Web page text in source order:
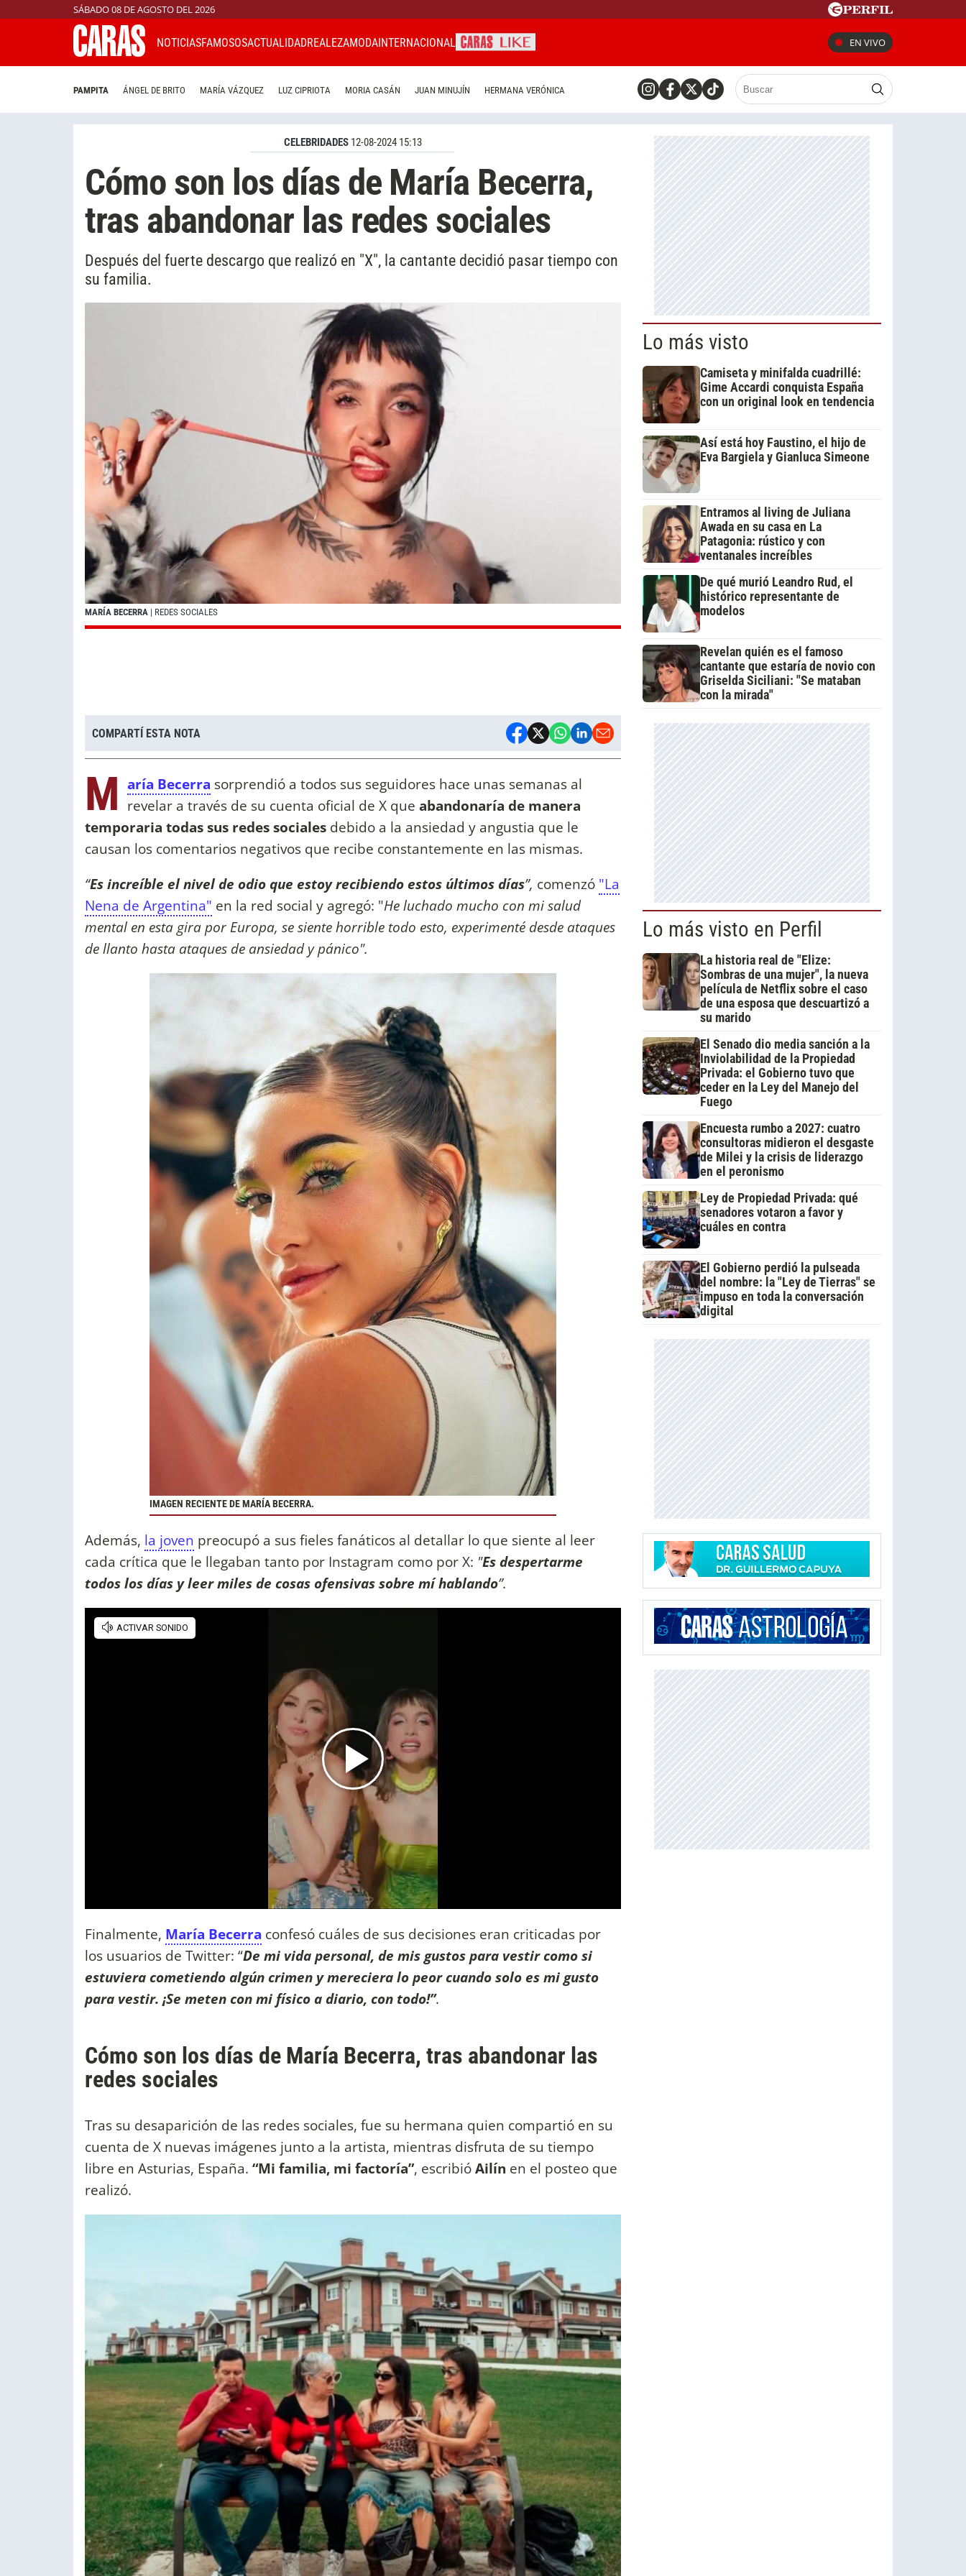
SÁBADO 08 DE AGOSTO DEL 2026
NOTICIASFAMOSOSACTUALIDADREALEZAMODAINTERNACIONAL EN VIVO
PAMPITA ÁNGEL DE BRITO MARÍA VÁZQUEZ LUZ CIPRIOTA MORIA CASÁN JUAN MINUJÍN HERMANA VERÓNICA
CELEBRIDADES 12-08-2024 15:13
Cómo son los días de María Becerra,
tras abandonar las redes sociales
Después del fuerte descargo que realizó en "X", la cantante decidió pasar tiempo con
su familia.
MARÍA BECERRA | REDES SOCIALES
COMPARTÍ ESTA NOTA
M aría Becerra sorprendió a todos sus seguidores hace unas semanas al
revelar a través de su cuenta oficial de X que abandonaría de manera
temporaria todas sus redes sociales debido a la ansiedad y angustia que le
causan los comentarios negativos que recibe constantemente en las mismas.
“Es increíble el nivel de odio que estoy recibiendo estos últimos días”, comenzó "La
Nena de Argentina" en la red social y agregó: "He luchado mucho con mi salud
mental en esta gira por Europa, se siente horrible todo esto, experimenté desde ataques
de llanto hasta ataques de ansiedad y pánico".
IMAGEN RECIENTE DE MARÍA BECERRA.
Además, la joven preocupó a sus fieles fanáticos al detallar lo que siente al leer
cada crítica que le llegaban tanto por Instagram como por X: "Es despertarme
todos los días y leer miles de cosas ofensivas sobre mí hablando”.
Finalmente, María Becerra confesó cuáles de sus decisiones eran criticadas por
los usuarios de Twitter: “De mi vida personal, de mis gustos para vestir como si
estuviera cometiendo algún crimen y mereciera lo peor cuando solo es mi gusto
para vestir. ¡Se meten con mi físico a diario, con todo!”.
Cómo son los días de María Becerra, tras abandonar las
redes sociales
Tras su desaparición de las redes sociales, fue su hermana quien compartió en su
cuenta de X nuevas imágenes junto a la artista, mientras disfruta de su tiempo
libre en Asturias, España. “Mi familia, mi factoría”, escribióAilín en el posteo que
realizó.
Lo más visto
Camiseta y minifalda cuadrillé:
Gime Accardi conquista España
con un original look en tendencia
Así está hoy Faustino, el hijo de
Eva Bargiela y Gianluca Simeone
Entramos al living de Juliana
Awada en su casa en La
Patagonia: rústico y con
ventanales increíbles
De qué murió Leandro Rud, el
histórico representante de
modelos
Revelan quién es el famoso
cantante que estaría de novio con
Griselda Siciliani: "Se mataban
con la mirada"
Lo más visto en Perfil
La historia real de "Elize:
Sombras de una mujer", la nueva
película de Netflix sobre el caso
de una esposa que descuartizó a
su marido
El Senado dio media sanción a la
Inviolabilidad de la Propiedad
Privada: el Gobierno tuvo que
ceder en la Ley del Manejo del
Fuego
Encuesta rumbo a 2027: cuatro
consultoras midieron el desgaste
de Milei y la crisis de liderazgo
en el peronismo
Ley de Propiedad Privada: qué
senadores votaron a favor y
cuáles en contra
El Gobierno perdió la pulseada
del nombre: la "Ley de Tierras" se
impuso en toda la conversación
digital